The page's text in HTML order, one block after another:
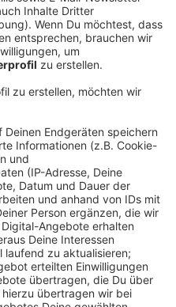
12:18
ergänzt jetzt das
Uhren-Batterien
bemüht sich
Ortskern noch weiter zu
ein wenig mehr Platz
sagt Maike Teetz,
frischen Fisch, Fleisch,
an regionalen
optimal
interessierte